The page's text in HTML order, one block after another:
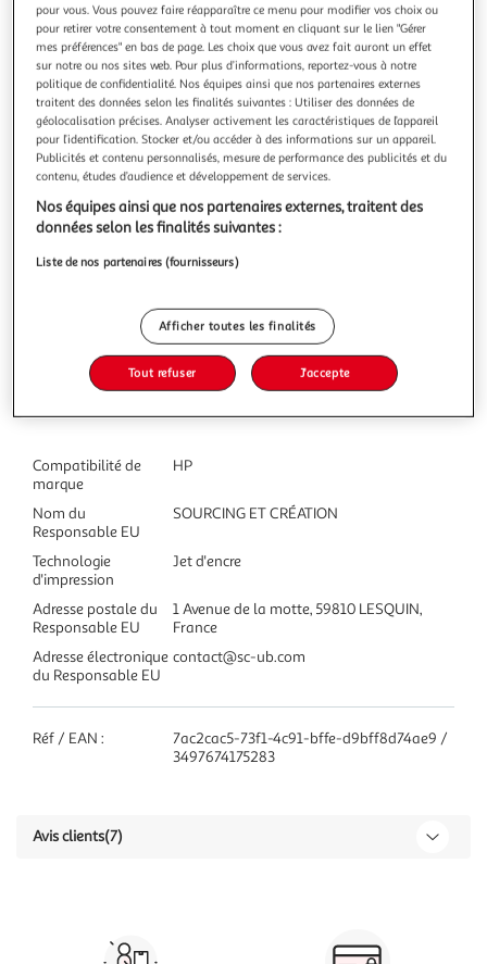
4.0 (7)
ESSENTIEL B
Cartouche d'encre H302 XL Noir
La durée de garantie est de 2 ans. Caractéristiques
générales Consommable Pour imprimante jet d'encre Type
de produit 1 cartouche encre XL Référence cartouche /
toner 302 Modèle compatible HP DeskJet 1110/ 1111/ 1112/
2130/ 2132/ 2133/ 2134/ 3630/ 3632/ 3633/ 3634/ 3636/
3637/ 3638/
En savoir +
Vous voulez connaître le prix de ce produit ?
Afficher le prix
Caractéristiques
Compatibilité de
marque
HP
Nom du
Responsable EU
SOURCING ET CRÉATION
Technologie
d'impression
Jet d'encre
Adresse postale du
Responsable EU
1 Avenue de la motte, 59810 LESQUIN,
France
Adresse électronique
du Responsable EU
contact@sc-ub.com
Réf / EAN :
7ac2cac5-73f1-4c91-bffe-d9bff8d74ae9 /
3497674175283
Avis clients(7)
pour vous. Vous pouvez faire réapparaître ce menu pour modifier vos choix ou
pour retirer votre consentement à tout moment en cliquant sur le lien "Gérer
mes préférences" en bas de page. Les choix que vous avez fait auront un effet
sur notre ou nos sites web. Pour plus d’informations, reportez-vous à notre
politique de confidentialité. Nos équipes ainsi que nos partenaires externes
traitent des données selon les finalités suivantes : Utiliser des données de
géolocalisation précises. Analyser activement les caractéristiques de l’appareil
pour l’identification. Stocker et/ou accéder à des informations sur un appareil.
Publicités et contenu personnalisés, mesure de performance des publicités et du
contenu, études d’audience et développement de services.
Nos équipes ainsi que nos partenaires externes, traitent des
données selon les finalités suivantes :
Liste de nos partenaires (fournisseurs)
Afficher toutes les finalités
Tout refuser J'accepte